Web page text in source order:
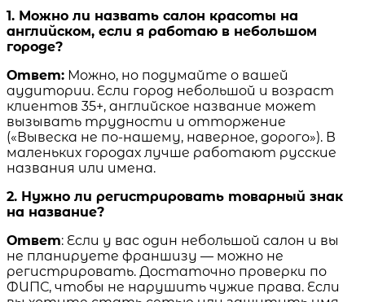
1. Можно ли назвать салон красоты на
английском, если я работаю в небольшом
городе?
Ответ: Можно, но подумайте о вашей
аудитории. Если город небольшой и возраст
клиентов 35+, английское название может
вызывать трудности и отторжение
(«Вывеска не по-нашему, наверное, дорого»). В
маленьких городах лучше работают русские
названия или имена.
2. Нужно ли регистрировать товарный знак
на название?
Ответ: Если у вас один небольшой салон и вы
не планируете франшизу — можно не
регистрировать. Достаточно проверки по
ФИПС, чтобы не нарушить чужие права. Если